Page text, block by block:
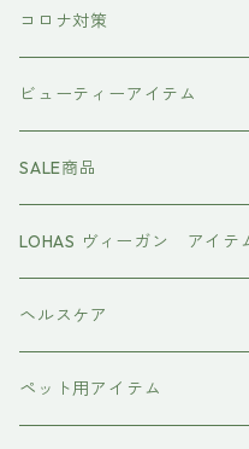
the u （bihatsu）
流さないトリートメント（ア
#イマヘア
頭皮ケアアイテム
強髪
ダークニル
スタイリング剤
N .（エヌドット）
インプライム
塩基性カラー剤
クロマID
コロナ対策
ビューティーアイテム
MTG REFA
ヤーマン YAMAN
美容液
オールインワンジェル
ボディソープ
SALE商品
LOHAS ヴィーガン アイテ
ヴィーガン認証
ヘルスケア
エイジングケア
ペット用アイテム